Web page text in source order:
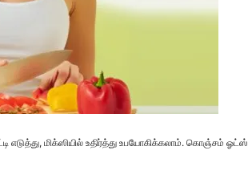
மிக்ஸியில் உதிர்த்து உபயோகிக்கலாம். கொஞ்சம் ஓட்ஸ்